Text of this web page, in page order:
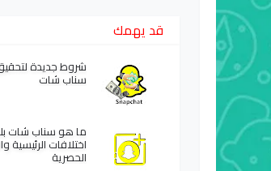
قد يهمك
شروط جديدة
سناب شات
ما هو سناب شات
اختلافات الرئيسية
الحصرية